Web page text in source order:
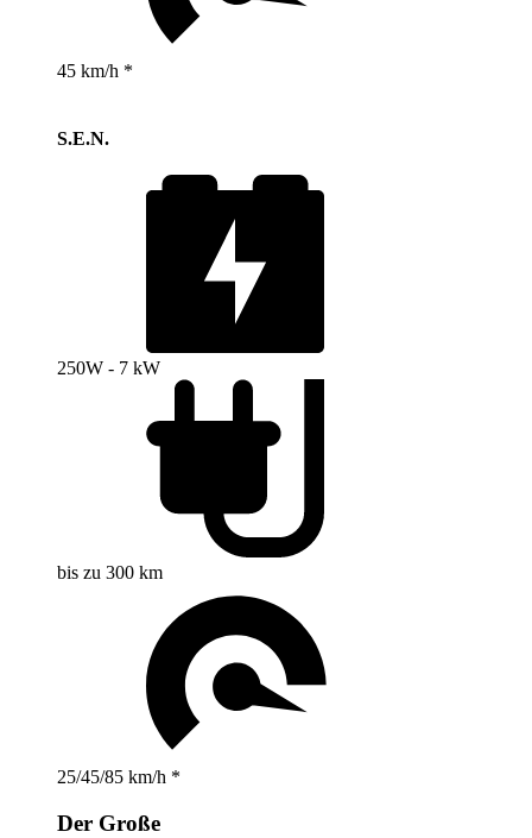
45 km/h *
S.E.N.
250W - 7 kW
bis zu 300 km
25/45/85 km/h *
Der Große